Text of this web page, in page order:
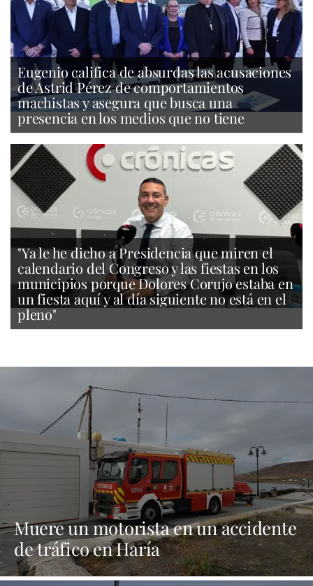
Eugenio califica de absurdas las acusaciones
de Astrid Pérez de comportamientos
machistas y asegura que busca una
presencia en los medios que no tiene
"Ya le he dicho a Presidencia que miren el
calendario del Congreso y las fiestas en los
municipios porque Dolores Corujo estaba en
un fiesta aquí y al día siguiente no está en el
pleno"
Muere un motorista en un accidente
de tráfico en Haría